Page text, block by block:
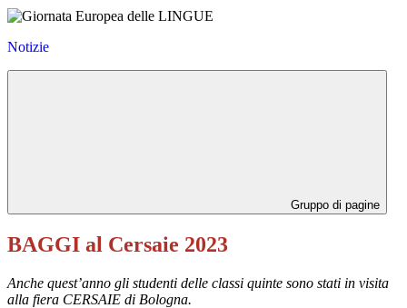
Notizie
Gruppo di pagine
BAGGI al Cersaie 2023
Anche quest’anno gli studenti delle classi quinte sono stati in visita
alla fiera CERSAIE di Bologna.